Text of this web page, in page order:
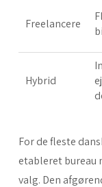
Freelancere
Hybrid
For de fleste
etableret bureau
valg. Den